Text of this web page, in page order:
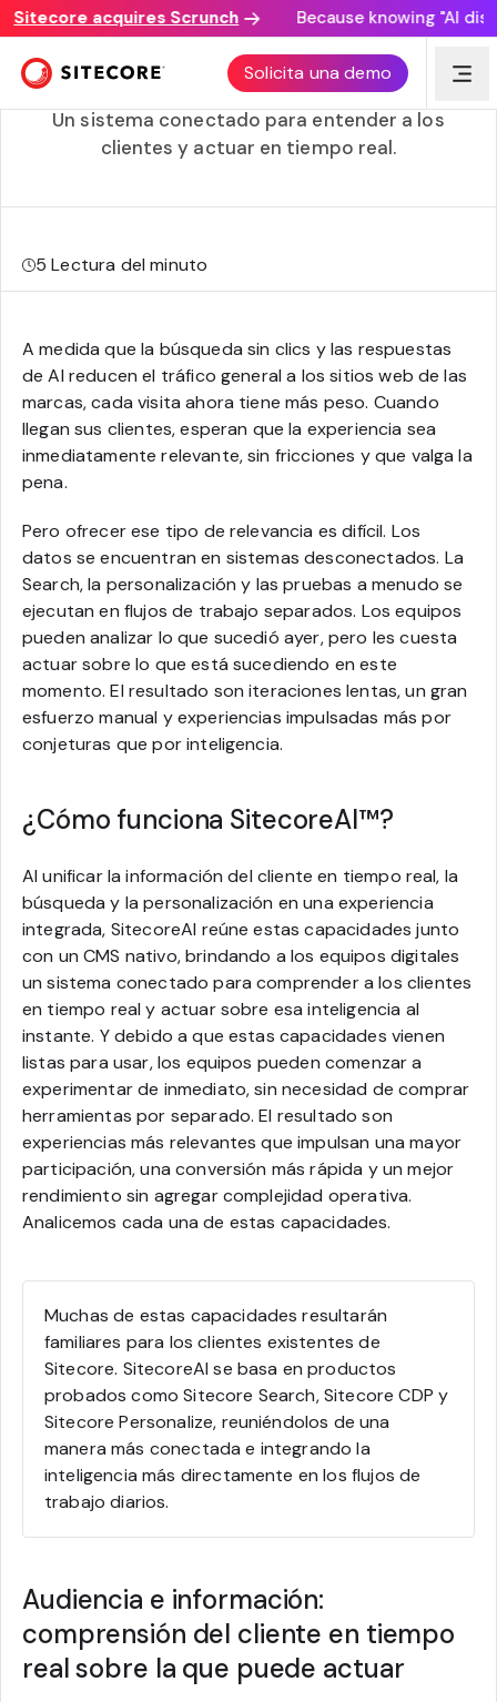
acquires Scrunch Because knowing "AI
Solicita una demo
Cómo SitecoreAI™️ ofrece experiencias digitales más
inteligentes
Un sistema conectado para entender a los
clientes y actuar en tiempo real.
5Lectura del minuto
A medida que la búsqueda sin clics y las respuestas
de AI reducen el tráfico general a los sitios web de las
marcas, cada visita ahora tiene más peso. Cuando
llegan sus clientes, esperan que la experiencia sea
inmediatamente relevante, sin fricciones y que valga la
pena.
Pero ofrecer ese tipo de relevancia es difícil. Los
datos se encuentran en sistemas desconectados. La
Search, la personalización y las pruebas a menudo se
ejecutan en flujos de trabajo separados. Los equipos
pueden analizar lo que sucedió ayer, pero les cuesta
actuar sobre lo que está sucediendo en este
momento. El resultado son iteraciones lentas, un gran
esfuerzo manual y experiencias impulsadas más por
conjeturas que por inteligencia.
¿Cómo funciona SitecoreAI™️?
Al unificar la información del cliente en tiempo real, la
búsqueda y la personalización en una experiencia
integrada, SitecoreAI reúne estas capacidades junto
con un CMS nativo, brindando a los equipos digitales
un sistema conectado para comprender a los clientes
en tiempo real y actuar sobre esa inteligencia al
instante. Y debido a que estas capacidades vienen
listas para usar, los equipos pueden comenzar a
experimentar de inmediato, sin necesidad de comprar
herramientas por separado. El resultado son
experiencias más relevantes que impulsan una mayor
participación, una conversión más rápida y un mejor
rendimiento sin agregar complejidad operativa.
Analicemos cada una de estas capacidades.
Muchas de estas capacidades resultarán
familiares para los clientes existentes de
Sitecore. SitecoreAI se basa en productos
probados como Sitecore Search, Sitecore CDP y
Sitecore Personalize, reuniéndolos de una
manera más conectada e integrando la
inteligencia más directamente en los flujos de
trabajo diarios.
Audiencia e información:
comprensión del cliente en tiempo
real sobre la que puede actuar